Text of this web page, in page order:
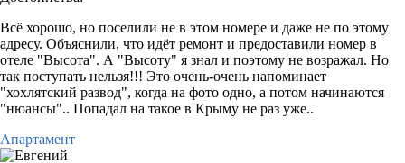
Всё хорошо, но поселили не в этом номере и даже не по этому
адресу. Объяснили, что идёт ремонт и предоставили номер в
отеле "Высота". А "Высоту" я знал и поэтому не возражал. Но
так поступать нельзя!!! Это очень-очень напоминает
"хохлятский развод", когда на фото одно, а потом начинаются
"нюансы".. Попадал на такое в Крыму не раз уже..
Апартамент